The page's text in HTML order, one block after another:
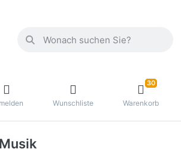
Wunschliste
30
Warenkorb